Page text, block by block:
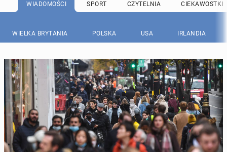
WIADOMOŚCI SPORT CZYTELNIA CIEKAWOSTKI
WIELKA BRYTANIA POLSKA USA IRLANDIA